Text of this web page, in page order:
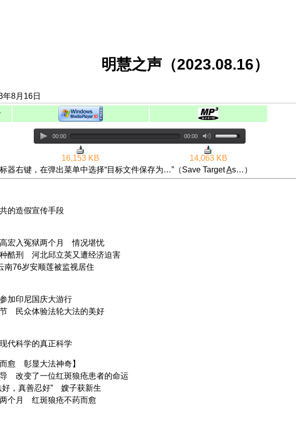
明慧之声（2023.08.16）
8月16日
00:00 00:00
16,153 KB
14,063 KB
器右键，在弹出菜单中选择“目标文件保存为…”（Save TargetAs…）
的造假宣传手段
宏入冤狱两个月 情况堪忧
酷刑 河北邱立英又遭经济迫害
南76岁安顺莲被监视居住
加印尼国庆大游行
民众体验法轮大法的美好
代科学的真正科学
愈 彰显大法神奇】
改变了一位红斑狼疮患者的命运
好，真善忍好” 嫂子获新生
个月 红斑狼疮不药而愈